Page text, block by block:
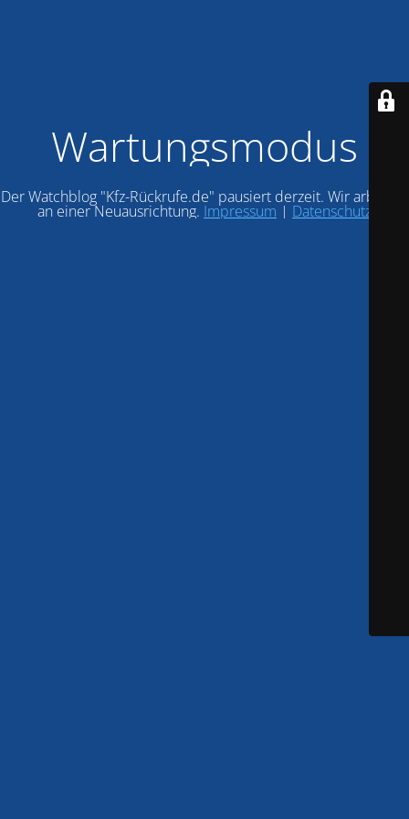
Wartungsmodus
Der Watchblog "Kfz-Rückrufe.de" pausiert derzeit. Wir arbeiten
an einer Neuausrichtung. Impressum | Datenschutz